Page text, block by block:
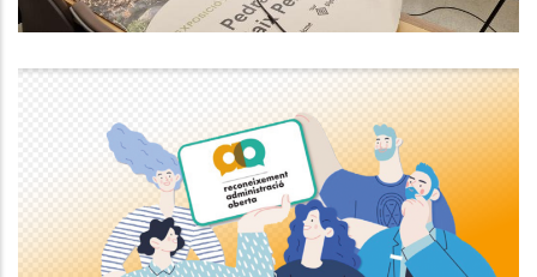
El Consell Comarcal Del Baix
Penedès Ha Estat Guardonat Amb
Un Dels Reconeixements
Administració Oberta 2023